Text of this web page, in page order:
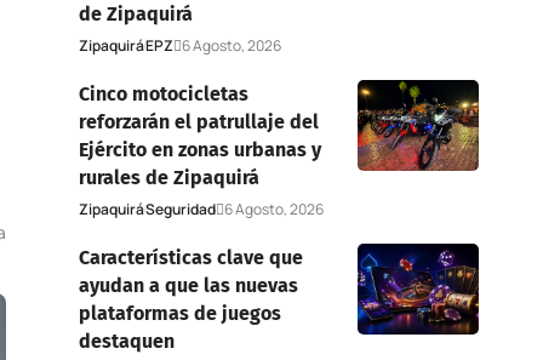
de Zipaquirá
ZipaquiráEPZ 6 Agosto, 2026
Cinco motocicletas
reforzarán el patrullaje del
Ejército en zonas urbanas y
rurales de Zipaquirá
ZipaquiráSeguridad 6 Agosto, 2026
Características clave que
ayudan a que las nuevas
plataformas de juegos
destaquen